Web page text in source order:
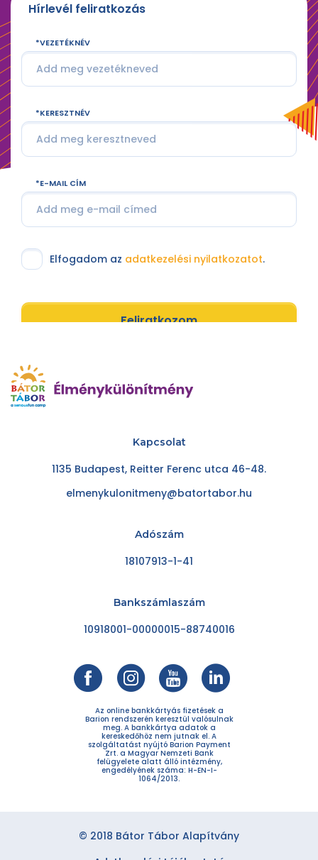
Hírlevél feliratkozás
VEZETÉKNÉV
KERESZTNÉV
E-MAIL CÍM
Elfogadom az adatkezelési nyilatkozatot.
Feliratkozom
Kapcsolat
1135 Budapest, Reitter Ferenc utca 46-48.
elmenykulonitmeny@batortabor.hu
Adószám
18107913-1-41
Bankszámlaszám
10918001-00000015-88740016
Az online bankkártyás fizetések a
Barion rendszerén keresztül valósulnak
meg. A bankkártya adatok a
kereskedőhöz nem jutnak el. A
szolgáltatást nyújtó Barion Payment
Zrt. a Magyar Nemzeti Bank
felügyelete alatt álló intézmény,
engedélyének száma: H-EN-I-
1064/2013.
© 2018 Bátor Tábor Alapítvány